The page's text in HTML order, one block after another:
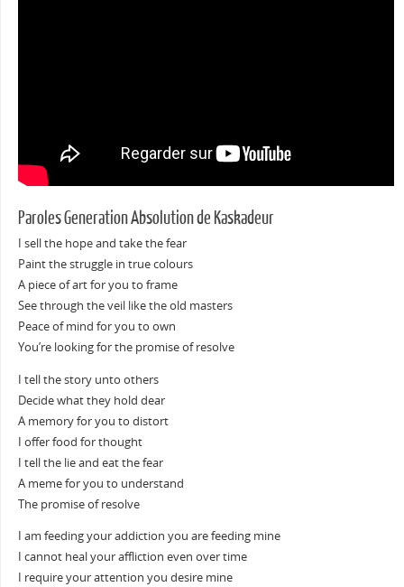
Paroles Generation Absolution de Kaskadeur
I sell the hope and take the fear
Paint the struggle in true colours
A piece of art for you to frame
See through the veil like the old masters
Peace of mind for you to own
You’re looking for the promise of resolve
I tell the story unto others
Decide what they hold dear
A memory for you to distort
I offer food for thought
I tell the lie and eat the fear
A meme for you to understand
The promise of resolve
I am feeding your addiction you are feeding mine
I cannot heal your affliction even over time
I require your attention you desire mine